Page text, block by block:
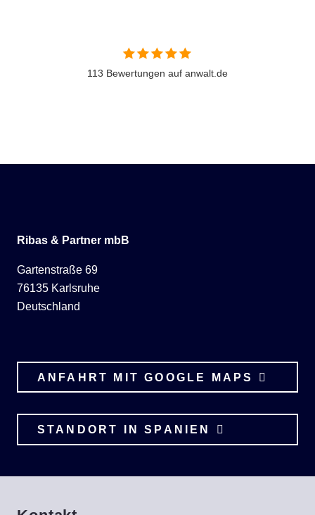
113 Bewertungen auf anwalt.de
Ribas & Partner mbB
Gartenstraße 69
76135 Karlsruhe
Deutschland
ANFAHRT MIT GOOGLE MAPS
STANDORT IN SPANIEN